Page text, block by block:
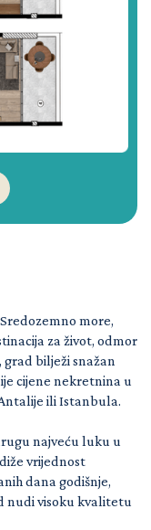
more,
za život, odmor
grad bilježi snažan
cijene nekretnina u
ili Istanbula.
najveću luku u
vrijednost
dana godišnje,
nudi visoku kvalitetu